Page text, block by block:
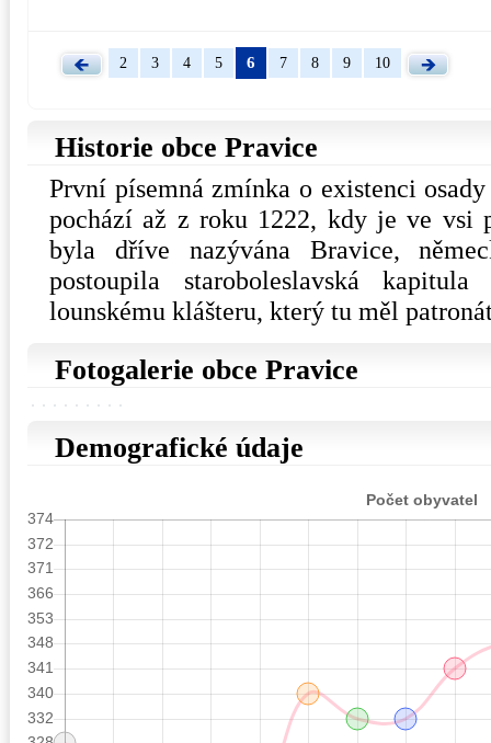
2 3 4 5 6 7 8 9 10
Historie obce Pravice
První písemná zmínka o existenci
pochází až z roku 1222, kdy je ve vsi
byla dříve nazývána Bravice,
postoupila staroboleslavská
lounskému klášteru, který tu měl
Fotogalerie obce Pravice
Demografické údaje